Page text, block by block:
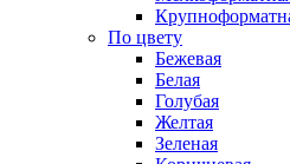
По цвету
Бежевая
Белая
Голубая
Желтая
Зеленая